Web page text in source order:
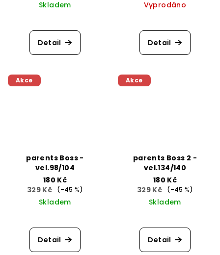
Skladem
Detail
Vyprodáno
Detail
Akce
parents Boss -
vel.98/104
180 Kč
329 Kč
(–45 %)
Skladem
Detail
Akce
parents Boss 2 -
vel.134/140
180 Kč
329 Kč
(–45 %)
Skladem
Detail